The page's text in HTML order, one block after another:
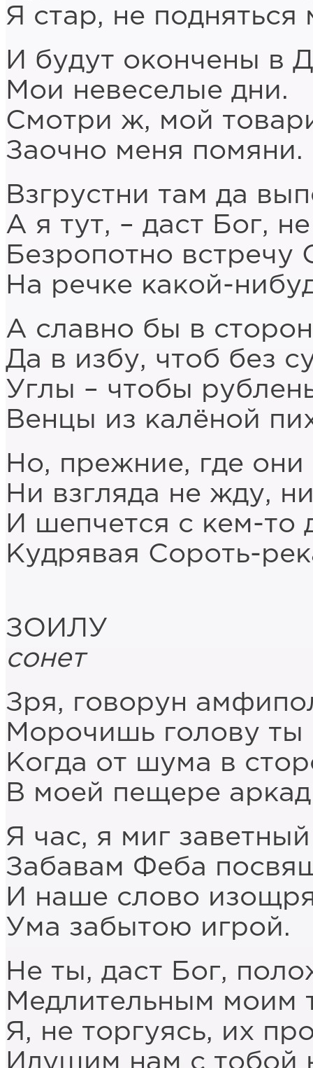
Я стар, не подняться
И будут окончены в
Мои невеселые дни.
Смотри ж, мой
Заочно меня помяни.
Взгрустни там да
А я тут, – даст Бог,
Безропотно встречу
На речке какой-
А славно бы в
Да в избу, чтоб без
Углы – чтобы
Венцы из калёной
Но, прежние, где они
Ни взгляда не жду,
И шепчется с кем-то
Кудрявая Сороть-
ЗОИЛУ
сонет
Зря, говорун
Морочишь голову ты
Когда от шума в
В моей пещере
Я час, я миг
Забавам Феба
И наше слово
Ума забытою игрой.
Не ты, даст Бог,
Медлительным моим
Я, не торгуясь, их
Идущим нам с тобой